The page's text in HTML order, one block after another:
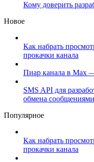
Кому доверить
Новое
Как набрать
прокачки канала
Пиар канала в Max
SMS API для
обмена
Популярное
Как набрать
прокачки канала